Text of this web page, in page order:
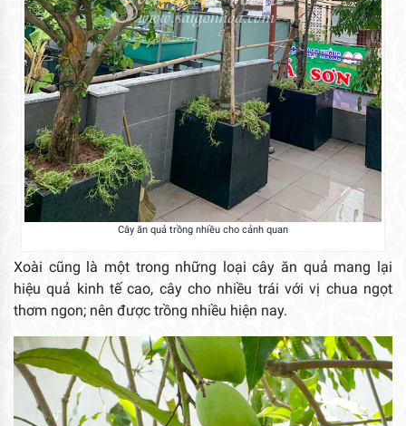
Cây ăn quả trồng nhiều cho cảnh quan
Xoài cũng là một trong những loại cây ăn quả mang lại
hiệu quả kinh tế cao, cây cho nhiều trái với vị chua ngọt
thơm ngon; nên được trồng nhiều hiện nay.